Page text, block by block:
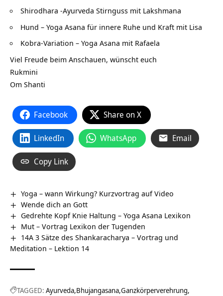
Shirodhara -Ayurveda Stirnguss mit Lakshmana
Hund – Yoga Asana für innere Ruhe und Kraft mit Lisa
Kobra-Variation – Yoga Asana mit Rafaela
Viel Freude beim Anschauen, wünscht euch
Rukmini
Om Shanti
Facebook Share on X
LinkedIn WhatsApp Email
Copy Link
Yoga – wann Wirkung? Kurzvortrag auf Video
Wende dich an Gott
Gedrehte Kopf Knie Haltung – Yoga Asana Lexikon
Mut – Vortrag Lexikon der Tugenden
14A 3 Sätze des Shankaracharya – Vortrag und
Meditation – Lektion 14
TAGGED: Ayurveda Bhujangasana Ganzkörperverehrung